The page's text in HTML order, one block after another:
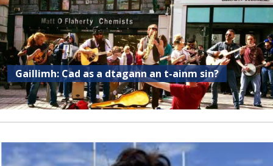
Gaillimh: Cad as a dtagann an t-ainm sin?